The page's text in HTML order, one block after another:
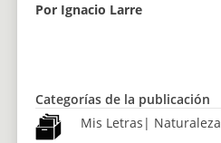
Por Ignacio Larre
Categorías de la publicación
Mis Letras | Naturaleza